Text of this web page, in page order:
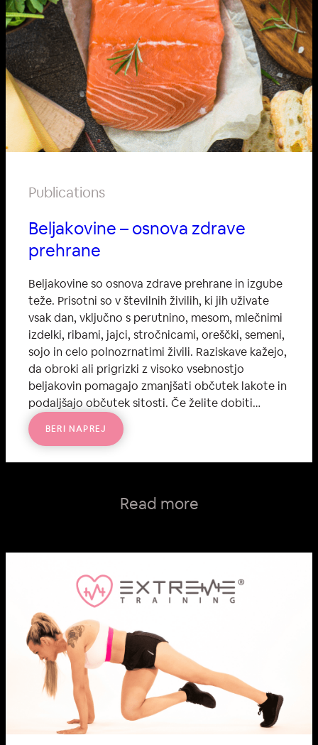
Publications
Beljakovine – osnova zdrave
prehrane
Beljakovine so osnova zdrave prehrane in izgube
teže. Prisotni so v številnih živilih, ki jih uživate
vsak dan, vključno s perutnino, mesom, mlečnimi
izdelki, ribami, jajci, stročnicami, oreščki, semeni,
sojo in celo polnozrnatimi živili. Raziskave kažejo,
da obroki ali prigrizki z visoko vsebnostjo
beljakovin pomagajo zmanjšati občutek lakote in
podaljšajo občutek sitosti. Če želite dobiti…
BERI NAPREJ
:
E
S
V
A
Z
D
A
V
E
P
E
Read more